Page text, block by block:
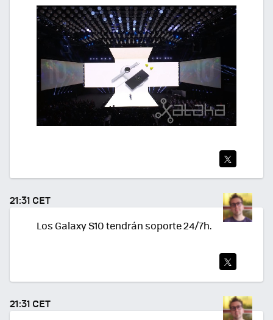
TWI
TEA
R
21:31 CET
Los Galaxy S10 tendrán soporte 24/7h.
TEA
R
21:31 CET